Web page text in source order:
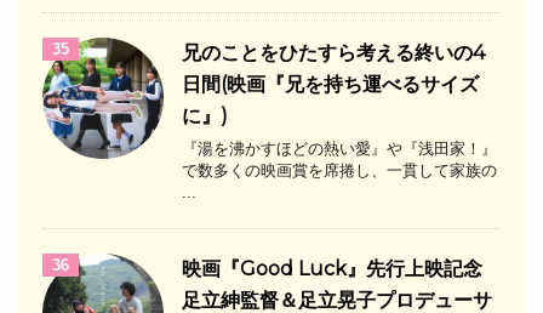
35
兄のことをひたすら考える終いの4
日間(映画『兄を持ち運べるサイズ
に』)
『湯を沸かすほどの熱い愛』や『浅田家！』
で数多くの映画賞を席捲し、一貫して家族の
36
映画『Good Luck』先行上映記念
足立紳監督＆足立晃子プロデューサ